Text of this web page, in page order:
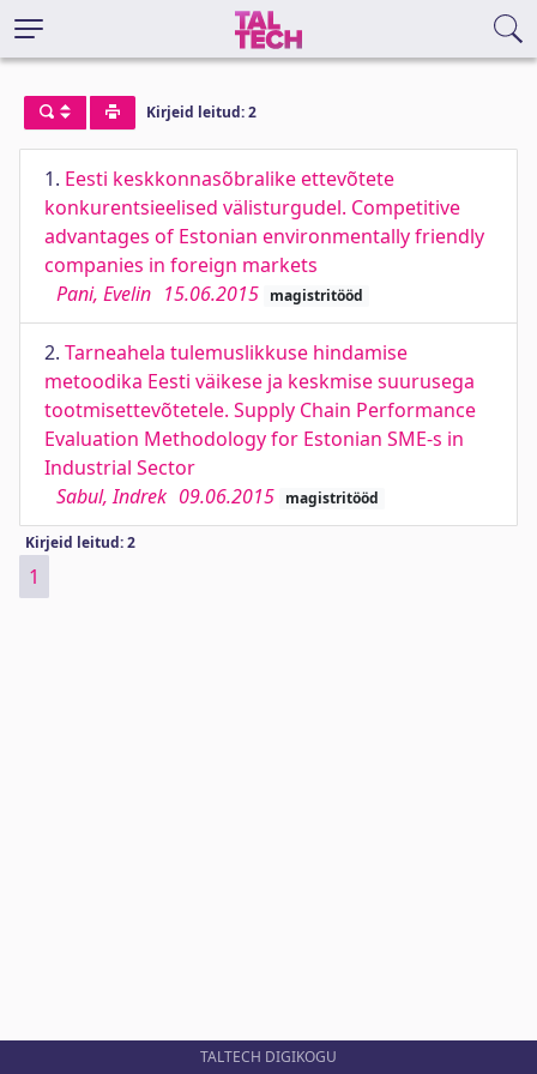
Kirjeid leitud: 2
1. Eesti keskkonnasõbralike ettevõtete
konkurentsieelised välisturgudel. Competitive
advantages of Estonian environmentally friendly
companies in foreign markets
Pani, Evelin 15.06.2015 magistritööd
2. Tarneahela tulemuslikkuse hindamise
metoodika Eesti väikese ja keskmise suurusega
tootmisettevõtetele. Supply Chain Performance
Evaluation Methodology for Estonian SME-s in
Industrial Sector
Sabul, Indrek 09.06.2015 magistritööd
Kirjeid leitud: 2
1
TALTECH DIGIKOGU